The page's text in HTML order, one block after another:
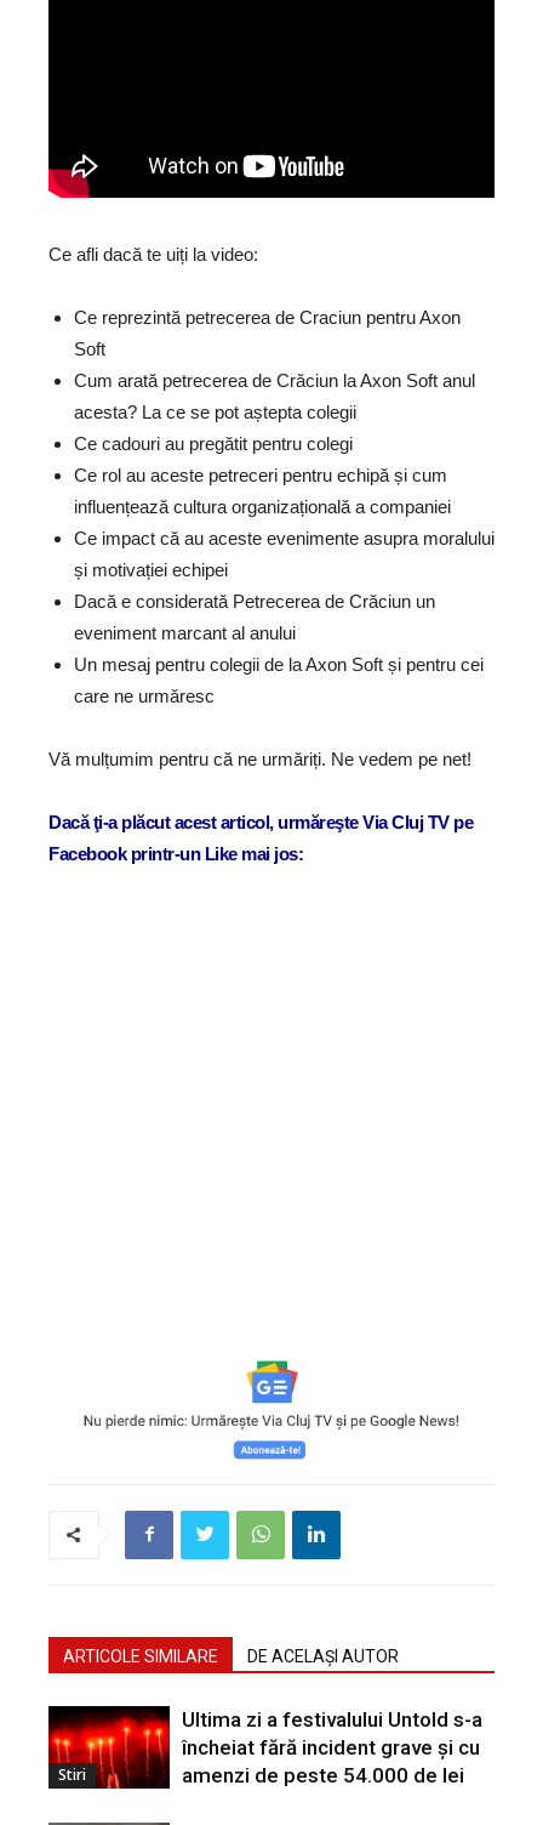
Ce afli dacă te uiți la video:
Ce reprezintă petrecerea de Craciun pentru Axon
Soft
Cum arată petrecerea de Crăciun la Axon Soft anul
acesta? La ce se pot aștepta colegii
Ce cadouri au pregătit pentru colegi
Ce rol au aceste petreceri pentru echipă și cum
influențează cultura organizațională a companiei
Ce impact că au aceste evenimente asupra moralului
și motivației echipei
Dacă e considerată Petrecerea de Crăciun un
eveniment marcant al anului
Un mesaj pentru colegii de la Axon Soft și pentru cei
care ne urmăresc
Vă mulțumim pentru că ne urmăriți. Ne vedem pe net!
Dacă ţi-a plăcut acest articol, urmăreşte Via Cluj TV pe
Facebook printr-un Like mai jos:
ARTICOLE SIMILARE DE ACELAȘI AUTOR
Stiri
Ultima zi a festivalului Untold s-a
încheiat fără incident grave și cu
amenzi de peste 54.000 de lei